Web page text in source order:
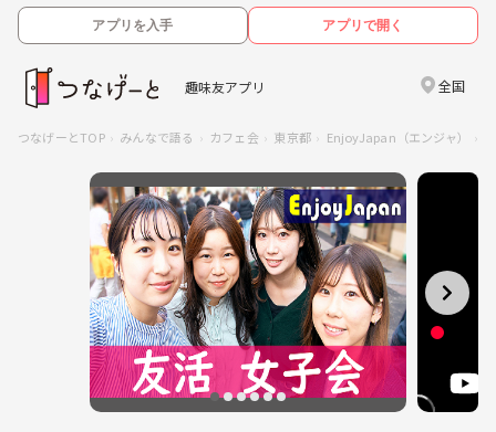
アプリを入手 アプリで開く
趣味友アプリ 全国
つなげーとTOP みんなで語る カフェ会 東京都 EnjoyJapan（エンジャ）